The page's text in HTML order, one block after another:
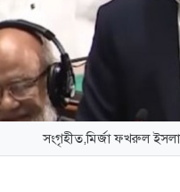
সংগৃহীত,মির্জা ফখরুল